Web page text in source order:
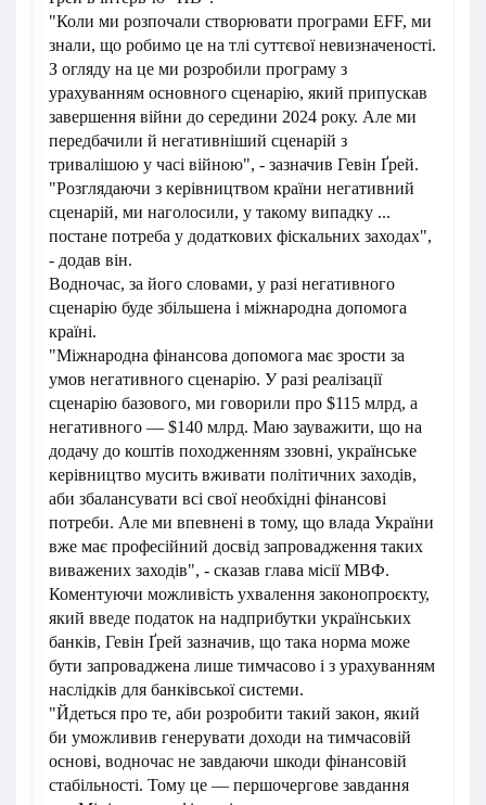
"Коли ми розпочали створювати програми EFF, ми
знали, що робимо це на тлі суттєвої невизначеності.
З огляду на це ми розробили програму з
урахуванням основного сценарію, який припускав
завершення війни до середини 2024 року. Але ми
передбачили й негативніший сценарій з
тривалішою у часі війною", - зазначив Гевін Ґрей.
"Розглядаючи з керівництвом країни негативний
сценарій, ми наголосили, у такому випадку ...
постане потреба у додаткових фіскальних заходах",
- додав він.
Водночас, за його словами, у разі негативного
сценарію буде збільшена і міжнародна допомога
країні.
"Міжнародна фінансова допомога має зрости за
умов негативного сценарію. У разі реалізації
сценарію базового, ми говорили про $115 млрд, а
негативного — $140 млрд. Маю зауважити, що на
додачу до коштів походженням ззовні, українське
керівництво мусить вживати політичних заходів,
аби збалансувати всі свої необхідні фінансові
потреби. Але ми впевнені в тому, що влада України
вже має професійний досвід запровадження таких
виважених заходів", - сказав глава місії МВФ.
Коментуючи можливість ухвалення законопроєкту,
який введе податок на надприбутки українських
банків, Гевін Ґрей зазначив, що така норма може
бути запроваджена лише тимчасово і з урахуванням
наслідків для банківської системи.
"Йдеться про те, аби розробити такий закон, який
би уможливив генерувати доходи на тимчасовій
основі, водночас не завдаючи шкоди фінансовій
стабільності. Тому це — першочергове завдання